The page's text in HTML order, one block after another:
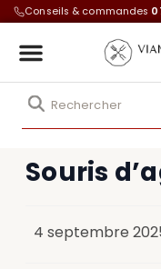
Conseils & commandes
Souris
4 septembre